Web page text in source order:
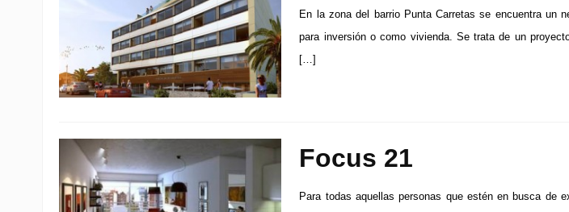
En la zona del barrio Punta Carretas se encuentra un
para inversión o como vivienda. Se trata de un
[…]
Focus 21
Para todas aquellas personas que estén en busca de